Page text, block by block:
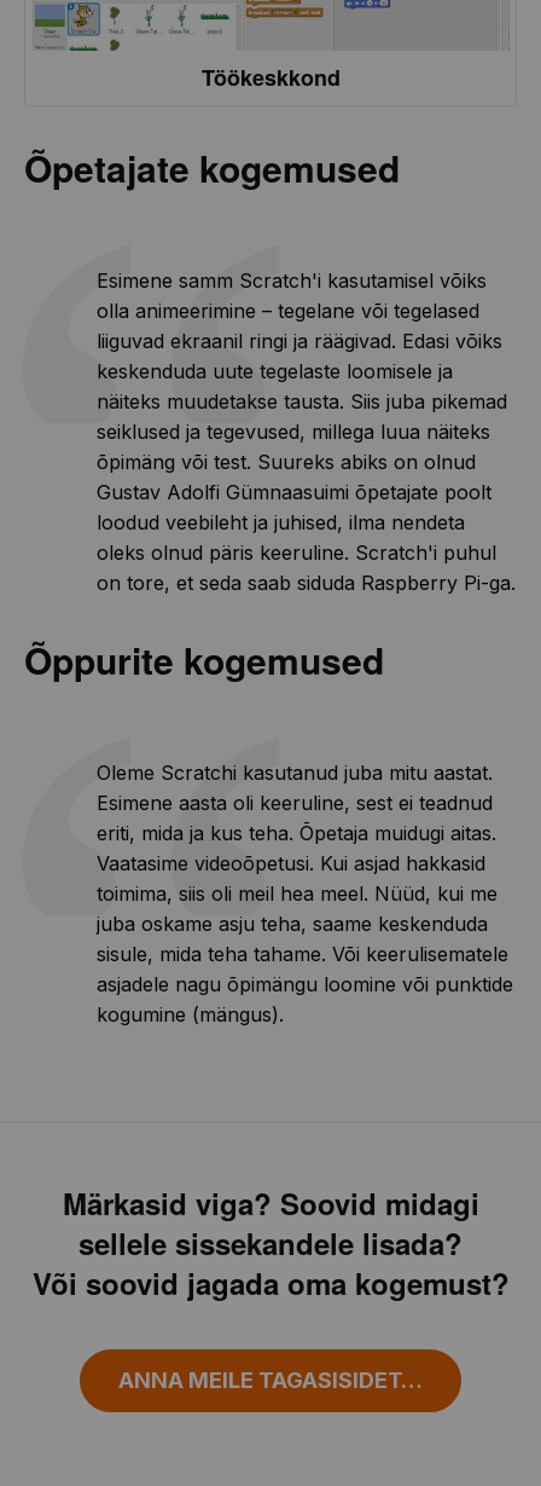
Töökeskkond
Õpetajate kogemused
Esimene samm Scratch'i kasutamisel võiks
olla animeerimine – tegelane või tegelased
liiguvad ekraanil ringi ja räägivad. Edasi võiks
keskenduda uute tegelaste loomisele ja
näiteks muudetakse tausta. Siis juba pikemad
seiklused ja tegevused, millega luua näiteks
õpimäng või test. Suureks abiks on olnud
Gustav Adolfi Gümnaasuimi õpetajate poolt
loodud veebileht ja juhised, ilma nendeta
oleks olnud päris keeruline. Scratch'i puhul
on tore, et seda saab siduda Raspberry Pi-ga.
Õppurite kogemused
Oleme Scratchi kasutanud juba mitu aastat.
Esimene aasta oli keeruline, sest ei teadnud
eriti, mida ja kus teha. Õpetaja muidugi aitas.
Vaatasime videoõpetusi. Kui asjad hakkasid
toimima, siis oli meil hea meel. Nüüd, kui me
juba oskame asju teha, saame keskenduda
sisule, mida teha tahame. Või keerulisematele
asjadele nagu õpimängu loomine või punktide
kogumine (mängus).
Märkasid viga? Soovid midagi
sellele sissekandele lisada?
Või soovid jagada oma kogemust?
ANNA MEILE TAGASISIDET…